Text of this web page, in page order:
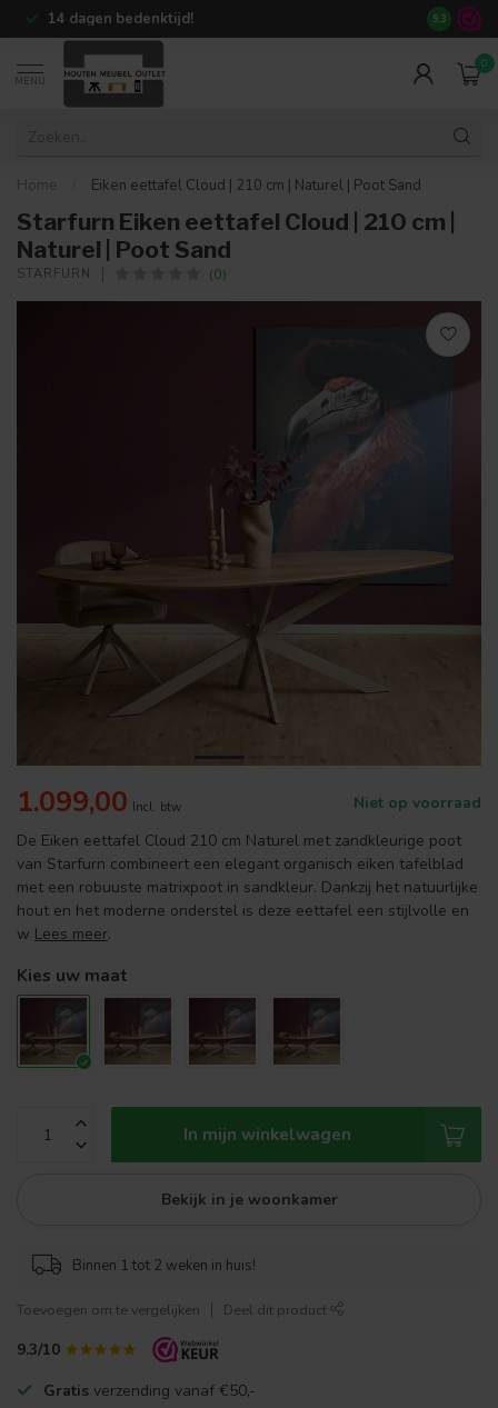
14 dagen bedenktijd! +80.000
9.3
MENU
0
Home Eiken eettafel Cloud | 210 cm | Naturel | Poot Sand
Starfurn Eiken eettafel Cloud | 210 cm |
Naturel | Poot Sand
STARFURN (0)
1.099,00 Incl. btw
Niet op voorraad
De Eiken eettafel Cloud 210 cm Naturel met zandkleurige poot
van Starfurn combineert een elegant organisch eiken tafelblad
met een robuuste matrixpoot in sandkleur. Dankzij het natuurlijke
hout en het moderne onderstel is deze eettafel een stijlvolle en
w Lees meer.
Kies uw maat
In mijn winkelwagen
Bekijk in je woonkamer
Binnen 1 tot 2 weken in huis!
Toevoegen om te vergelijken Deel dit product
9.3/10
Gratis verzending vanaf €50,-